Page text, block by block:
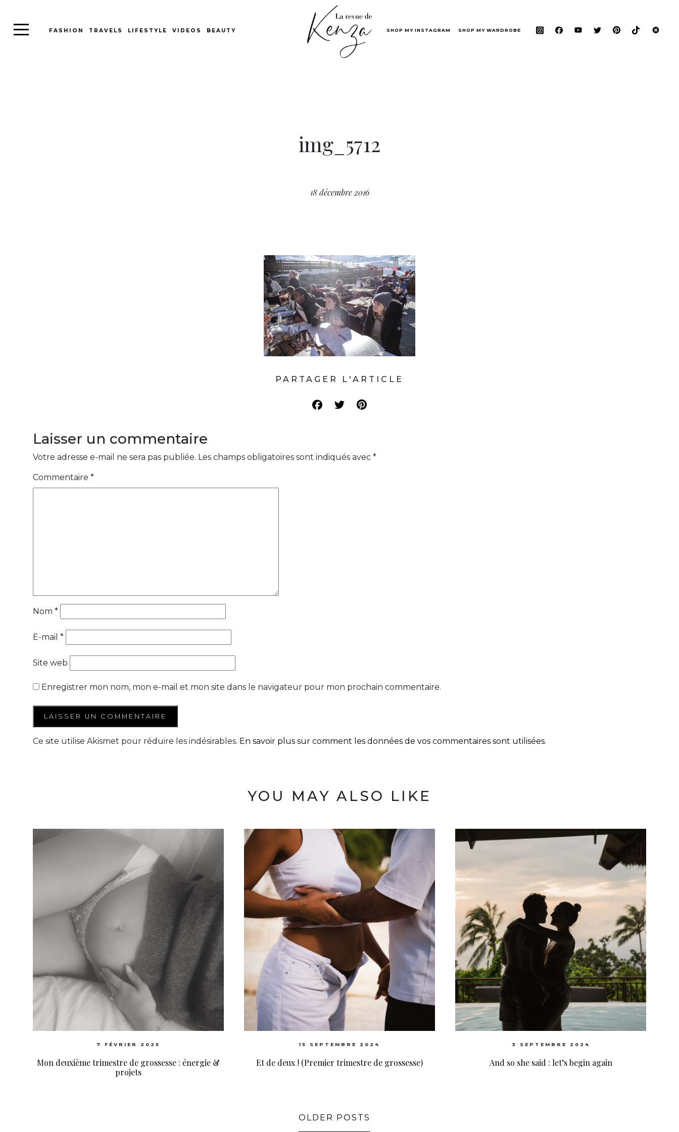
FASHION TRAVELS LIFESTYLE VIDEOS BEAUTY SHOP MY INSTAGRAM SHOP MY WARDROBE
img_5712
18 décembre 2016
PARTAGER L'ARTICLE
Laisser un commentaire
Votre adresse e-mail ne sera pas publiée. Les champs obligatoires sont indiqués avec *
Commentaire *
Nom *
E-mail *
Site web
Enregistrer mon nom, mon e-mail et mon site dans le navigateur pour mon prochain commentaire.
Ce site utilise Akismet pour réduire les indésirables. En savoir plus sur comment les données de vos commentaires sont utilisées.
YOU MAY ALSO LIKE
7 FÉVRIER 2025
Mon deuxième trimestre de grossesse : énergie &
projets
15 SEPTEMBRE 2024
Et de deux ! (Premier trimestre de grossesse)
3 SEPTEMBRE 2024
And so she said : let’s begin again
OLDER POSTS